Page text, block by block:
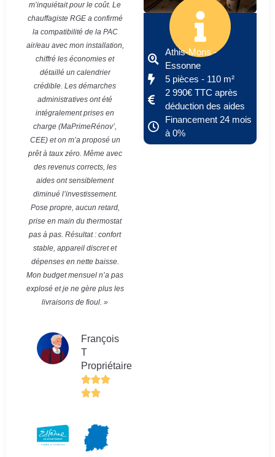
m’inquiétait pour le coût. Le
chauffagiste RGE a confirmé
la compatibilité de la PAC
air/eau avec mon installation,
chiffré les économies et
détaillé un calendrier
crédible. Les démarches
administratives ont été
intégralement prises en
charge (MaPrimeRénov’,
CEE) et on m’a proposé un
prêt à taux zéro. Même avec
des revenus corrects, les
aides ont sensiblement
diminué l’investissement.
Pose propre, aucun retard,
prise en main du thermostat
pas à pas. Résultat : confort
stable, appareil discret et
dépenses en nette baisse.
Mon budget mensuel n’a pas
explosé et je ne gère plus les
livraisons de fioul. »
François
T
Propriétaire
Athis-Mons -
Essonne
5 pièces - 110 m²
2 990€ TTC après
déduction des aides
Financement 24 mois
à 0%